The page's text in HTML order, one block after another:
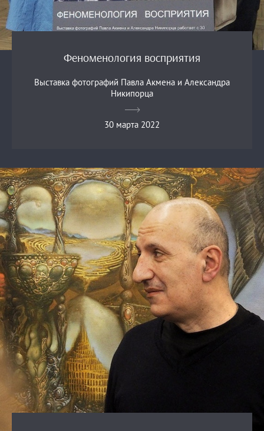
Феноменология восприятия
Выставка фотографий Павла Акмена и Александра
Никипорца
30 марта 2022